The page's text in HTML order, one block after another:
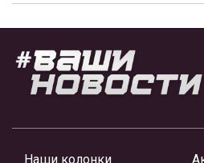
Наши колонки